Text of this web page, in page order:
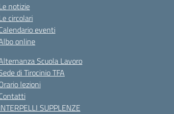
notizie
circolari
eventi
online
Scuola Lavoro
di Tirocinio TFA
lezioni
SUPPLENZE